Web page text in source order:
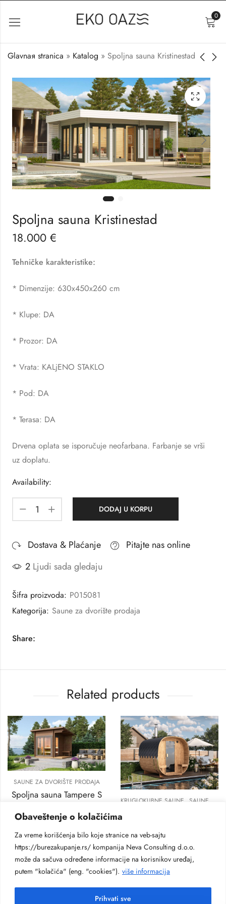
Obaveštenje o kolačićima
Za vreme korišćenja bilo koje stranice na veb-sajtu
https://burezakupanje.rs/ kompanija Neva Consulting d.o.o.
može da sačuva određene informacije na korisnikov uređaj,
putem "kolačića" (eng. "cookies"). više informacija
Prihvati sve
0
Glavnaя stranica » Katalog » Spoljna sauna Kristinestad
Spoljna sauna Vaasa
23.750€
Drveni letnjikovac
Classico
2.500€
Spoljna sauna Kristinestad
18.000 €
Tehničke karakteristike:
* Dimenzije: 630x450x260 cm
* Klupe: DA
* Prozor: DA
* Vrata: KALjENO STAKLO
* Pod: DA
* Terasa: DA
Drvena oplata se isporučuje neofarbana. Farbanje se vrši
uz doplatu.
Availability:
DODAJ U KORPU
Dostava & Plaćanje
Pitajte nas online
2 Ljudi sada gledaju
Šifra proizvoda: P015081
Kategorija: Saune za dvorište prodaja
Share:
Related products
SAUNE ZA DVORIŠTE PRODAJA
Spoljna sauna Tampere S
10.400 €
KRUGLOKUBNE SAUNE SAUNE ZA DVORIŠTE PRODAJA
4.200